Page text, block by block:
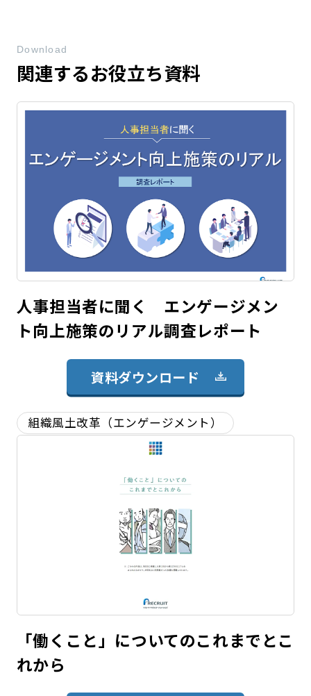
関連するお役立ち資料
Download
人事担当者に聞く エンゲージメン
ト向上施策のリアル調査レポート
資料ダウンロード
組織風土改革（エンゲージメント）
「働くこと」についてのこれまでとこ
れから